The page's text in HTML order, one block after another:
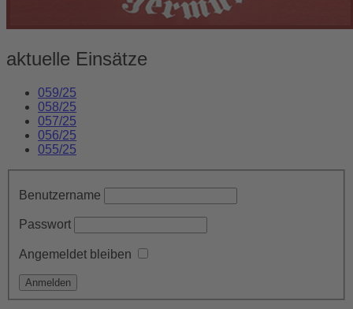
aktuelle Einsätze
059/25
058/25
057/25
056/25
055/25
Benutzername
Passwort
Angemeldet bleiben